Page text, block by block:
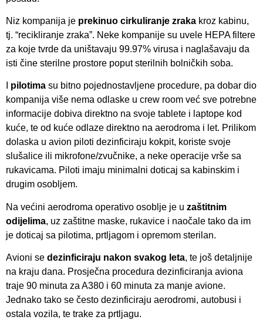
Niz kompanija je prekinuo cirkuliranje zraka kroz kabinu,
tj. “recikliranje zraka”. Neke kompanije su uvele HEPA filtere
za koje tvrde da uništavaju 99.97% virusa i naglašavaju da
isti čine sterilne prostore poput sterilnih bolničkih soba.
pilotima su bitno pojednostavljene procedure, pa dobar dio
kompanija više nema odlaske u crew room već sve potrebne
informacije dobiva direktno na svoje tablete i laptope kod
kuće, te od kuće odlaze direktno na aerodroma i let. Prilikom
dolaska u avion piloti dezinficiraju kokpit, koriste svoje
slušalice ili mikrofone/zvučnike, a neke operacije vrše sa
rukavicama. Piloti imaju minimalni doticaj sa kabinskim i
drugim osobljem.
Na većini aerodroma operativo osoblje je u zaštitnim
odijelima, uz zaštitne maske, rukavice i naočale tako da im
je doticaj sa pilotima, prtljagom i opremom sterilan.
Avioni se dezinficiraju nakon svakog leta, te još detaljnije
na kraju dana. Prosječna procedura dezinficiranja aviona
traje 90 minuta za A380 i 60 minuta za manje avione.
Jednako tako se često dezinficiraju aerodromi, autobusi i
ostala vozila, te trake za prtljagu.